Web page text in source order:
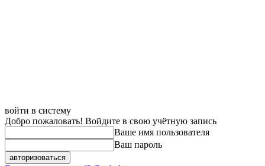
войти в систему
Добро пожаловать! Войдите в свою учётную запись
Ваше имя пользователя
Ваш пароль